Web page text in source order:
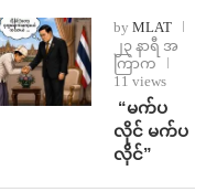
by MLAT
၂၃ နာရီ အ
ကြာက
11 views
⁨ ⁨“မက်ပ
လိုင် မက်ပ
လိုင်”